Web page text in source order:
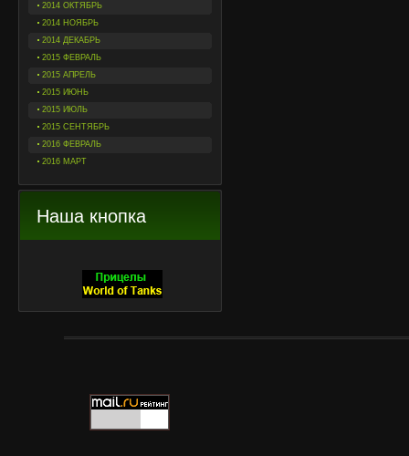
2014 ОКТЯБРЬ
2014 НОЯБРЬ
2014 ДЕКАБРЬ
2015 ФЕВРАЛЬ
2015 АПРЕЛЬ
2015 ИЮНЬ
2015 ИЮЛЬ
2015 СЕНТЯБРЬ
2016 ФЕВРАЛЬ
2016 МАРТ
Наша кнопка